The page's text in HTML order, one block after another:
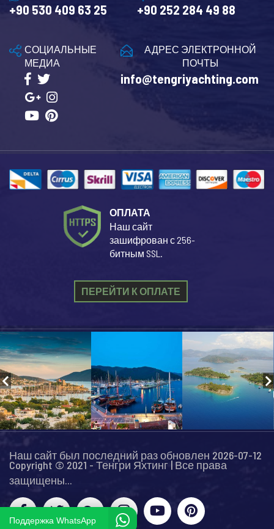
+90 530 409 63 25 +90 252 284 49 88
АДРЕС ЭЛЕКТРОННОЙ
ПОЧТЫ
info@tengriyachting.com
СОЦИАЛЬНЫЕ
МЕДИА
ОПЛАТА
Наш сайт
зашифрован с 256-
битным SSL.
ПЕРЕЙТИ К ОПЛАТЕ
Наш сайт был последний раз обновлен 2026-07-12
Copyright © 2021 - Тенгри Яхтинг | Все права
защищены...
Поддержка WhatsApp